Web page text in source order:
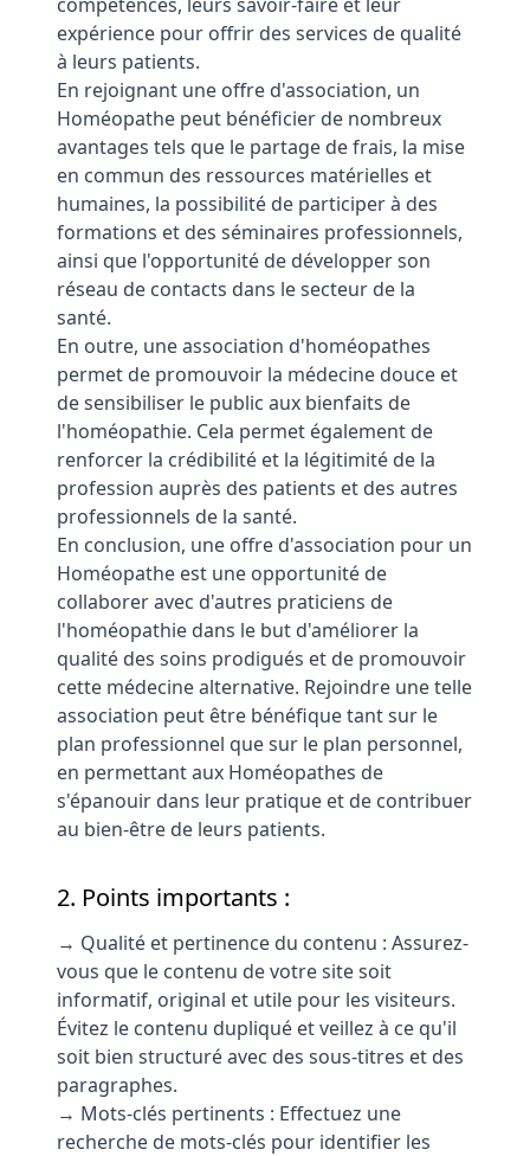
expérience pour offrir des services de qualité
à leurs patients.
En rejoignant une offre d'association, un
Homéopathe peut bénéficier de nombreux
avantages tels que le partage de frais, la mise
en commun des ressources matérielles et
humaines, la possibilité de participer à des
formations et des séminaires professionnels,
ainsi que l'opportunité de développer son
réseau de contacts dans le secteur de la
santé.
En outre, une association d'homéopathes
permet de promouvoir la médecine douce et
de sensibiliser le public aux bienfaits de
l'homéopathie. Cela permet également de
renforcer la crédibilité et la légitimité de la
profession auprès des patients et des autres
professionnels de la santé.
En conclusion, une offre d'association pour un
Homéopathe est une opportunité de
collaborer avec d'autres praticiens de
l'homéopathie dans le but d'améliorer la
qualité des soins prodigués et de promouvoir
cette médecine alternative. Rejoindre une telle
association peut être bénéfique tant sur le
plan professionnel que sur le plan personnel,
en permettant aux Homéopathes de
s'épanouir dans leur pratique et de contribuer
au bien-être de leurs patients.
2. Points importants :
→ Qualité et pertinence du contenu : Assurez-
vous que le contenu de votre site soit
informatif, original et utile pour les visiteurs.
Évitez le contenu dupliqué et veillez à ce qu'il
soit bien structuré avec des sous-titres et des
paragraphes.
→ Mots-clés pertinents : Effectuez une
recherche de mots-clés pour identifier les